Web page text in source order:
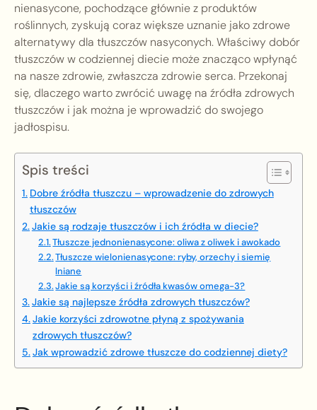
nienasycone, pochodzące głównie z produktów
roślinnych, zyskują coraz większe uznanie jako zdrowe
alternatywy dla tłuszczów nasyconych. Właściwy dobór
tłuszczów w codziennej diecie może znacząco wpłynąć
na nasze zdrowie, zwłaszcza zdrowie serca. Przekonaj
się, dlaczego warto zwrócić uwagę na źródła zdrowych
tłuszczów i jak można je wprowadzić do swojego
jadłospisu.
Spis treści
Dobre źródła tłuszczu – wprowadzenie do zdrowych
tłuszczów
Jakie są rodzaje tłuszczów i ich źródła w diecie?
Tłuszcze jednonienasycone: oliwa z oliwek i awokado
Tłuszcze wielonienasycone: ryby, orzechy i siemię
lniane
Jakie są korzyści i źródła kwasów omega-3?
Jakie są najlepsze źródła zdrowych tłuszczów?
Jakie korzyści zdrowotne płyną z spożywania
zdrowych tłuszczów?
Jak wprowadzić zdrowe tłuszcze do codziennej diety?